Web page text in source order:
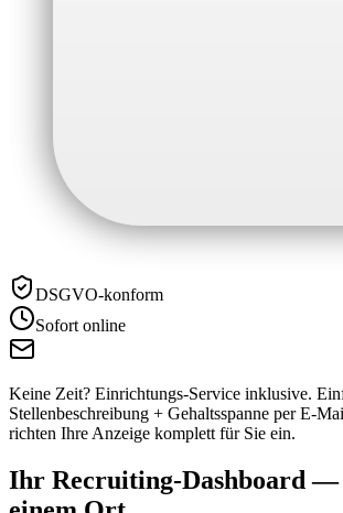
DSGVO-konform
Sofort online
Keine Zeit? Einrichtungs-Service inklusive.
Stellenbeschreibung + Gehaltsspanne per E-
richten Ihre Anzeige komplett für Sie ein.
Ihr Recruiting-Dashboard —